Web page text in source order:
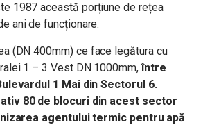
1987 această porțiune de rețea
ani de funcționare.
(DN 400mm) ce face legătura cu
1 – 3 Vest DN 1000mm,între
1 Mai din Sectorul 6.
80 de blocuri din acest sector
agentului termic pentru apă